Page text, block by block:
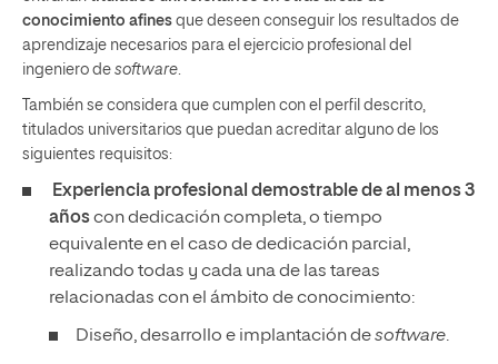
conocimiento afines que deseen conseguir los resultados de
aprendizaje necesarios para el ejercicio profesional del
ingeniero de software.
También se considera que cumplen con el perfil descrito,
titulados universitarios que puedan acreditar alguno de los
siguientes requisitos:
Experiencia profesional demostrable de al menos 3
añoscon dedicación completa, o tiempo
equivalente en el caso de dedicación parcial,
realizando todas y cada una de las tareas
relacionadas con el ámbito de conocimiento:
Diseño, desarrollo e implantación desoftware.